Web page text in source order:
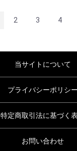
2 3 4
当サイトについて
プライバシーポリシー
特定商取引法に基づく
お問い合わせ